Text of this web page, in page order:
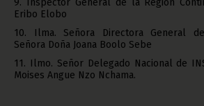
9. Inspector General de la Región
Eribo Elobo
10. Ilma. Señora Directora General de
Señora Doña Joana Boolo Sebe
11. Ilmo. Señor Delegado Nacional de
Moises Angue Nzo Nchama.